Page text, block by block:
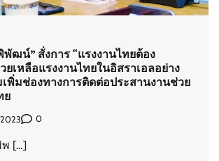
พัฒน์” สั่งการ “แรงงานไทยต้อง
ยเหลือแรงงานไทยในอิสราเอลอย่าง
พิ่มช่องทางการติดต่อประสานงานช่วย
ย
0
พ […]